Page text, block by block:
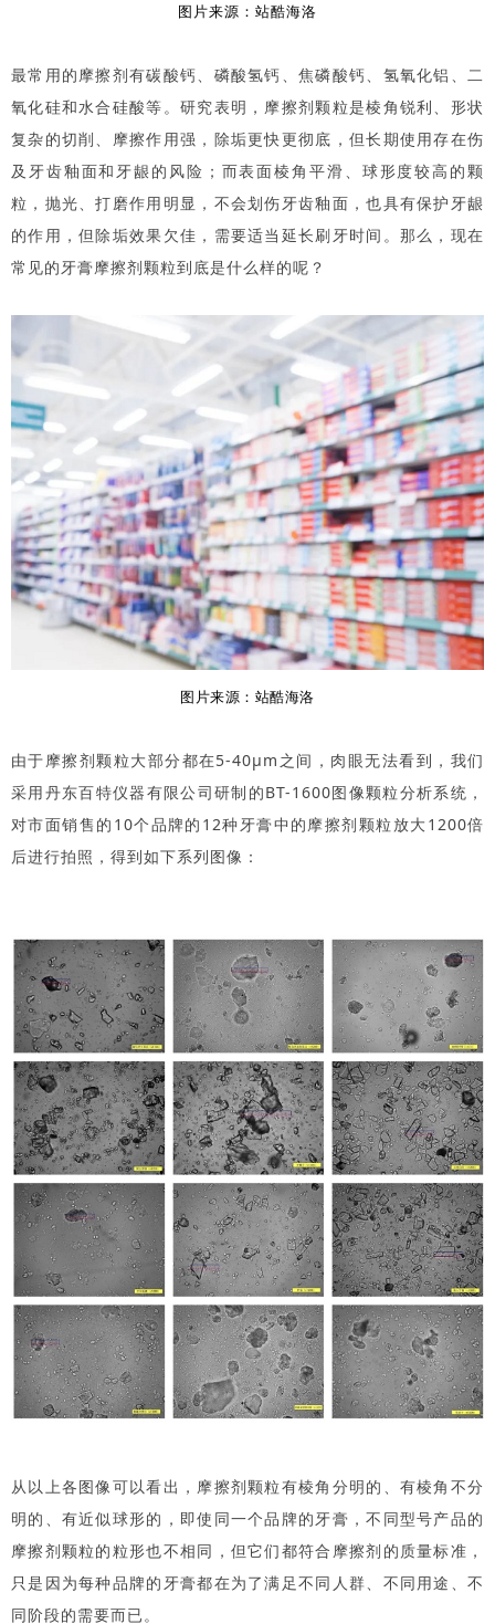
图片来源：站酷海洛
最常用的摩擦剂有碳酸钙、磷酸氢钙、焦磷酸钙、氢氧化铝、二
氧化硅和水合硅酸等。研究表明，摩擦剂颗粒是棱角锐利、形状
复杂的切削、摩擦作用强，除垢更快更彻底，但长期使用存在伤
及牙齿釉面和牙龈的风险；而表面棱角平滑、球形度较高的颗
粒，抛光、打磨作用明显，不会划伤牙齿釉面，也具有保护牙龈
的作用，但除垢效果欠佳，需要适当延长刷牙时间。那么，现在
常见的牙膏摩擦剂颗粒到底是什么样的呢？
图片来源：站酷海洛
由于摩擦剂颗粒大部分都在5-40μm之间，肉眼无法看到，我们
采用丹东百特仪器有限公司研制的BT-1600图像颗粒分析系统，
对市面销售的10个品牌的12种牙膏中的摩擦剂颗粒放大1200倍
后进行拍照，得到如下系列图像：
从以上各图像可以看出，摩擦剂颗粒有棱角分明的、有棱角不分
明的、有近似球形的，即使同一个品牌的牙膏，不同型号产品的
摩擦剂颗粒的粒形也不相同，但它们都符合摩擦剂的质量标准，
只是因为每种品牌的牙膏都在为了满足不同人群、不同用途、不
同阶段的需要而已。